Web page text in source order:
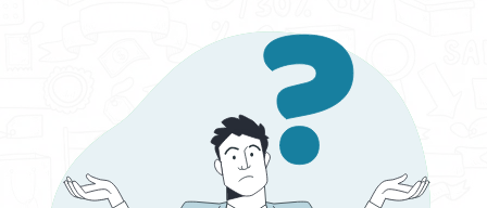
Виберіть групу категорій